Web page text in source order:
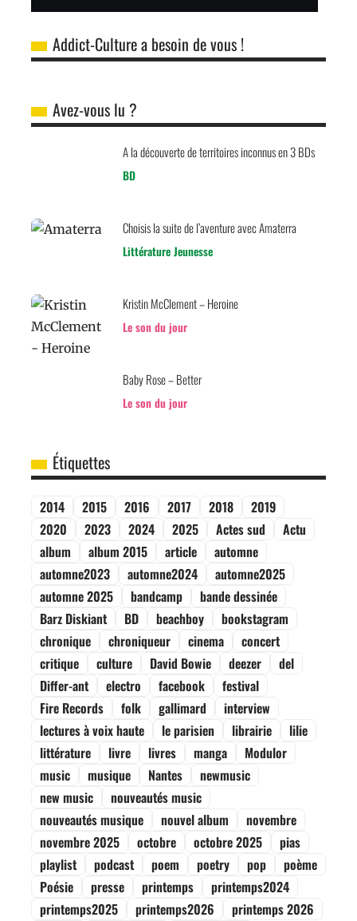
Addict-Culture a besoin de vous !
Avez-vous lu ?
A la découverte de territoires inconnus en 3 BDs
BD
Choisis la suite de l’aventure avec Amaterra
Littérature Jeunesse
Kristin McClement – Heroine
Le son du jour
Baby Rose – Better
Le son du jour
Étiquettes
2014 2015 2016 2017 2018
2019
2020
2023 2024 2025 Actes sud
Actu
album
album 2015 article
automne
automne2023
automne2024
automne2025
automne 2025
bandcamp
bande dessinée
Barz Diskiant
BD beachboy
bookstagram
chronique
chroniqueur cinema
concert
critique
culture David Bowie deezer
del
Differ-ant
electro facebook
festival
Fire Records
folk gallimard
interview
lectures à voix haute
le parisien librairie
lilie
littérature
livre livres manga
Modulor
music
musique Nantes
newmusic
new music
nouveautés music
nouveautés musique
nouvel album
novembre
novembre 2025
octobre octobre 2025
pias
playlist
podcast poem poetry pop
poème
Poésie
presse printemps
printemps2024
printemps2025
printemps2026
printemps 2026